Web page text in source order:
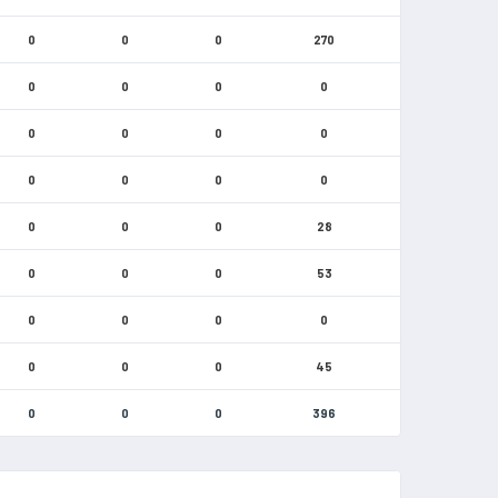
0 0 0 270
0 0 0 0
0 0 0 0
0 0 0 0
0 0 0 28
0 0 0 53
0 0 0 0
0 0 0 45
0 0 0 396